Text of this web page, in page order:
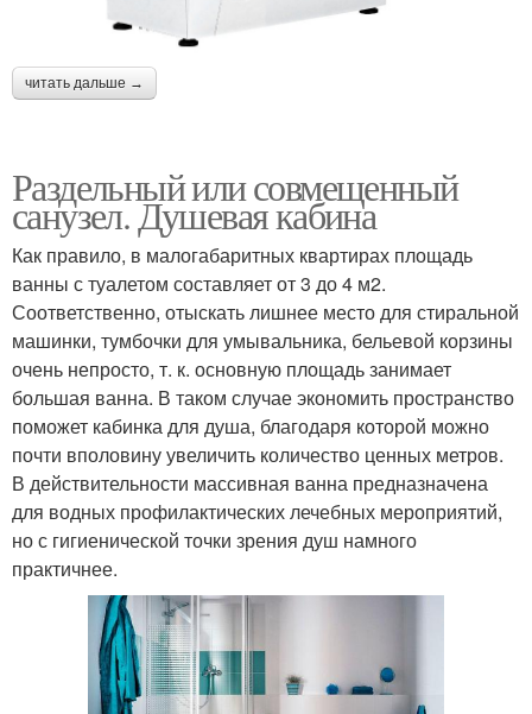
читать дальше →
Раздельный или совмещенный
санузел. Душевая кабина
Как правило, в малогабаритных квартирах площадь
ванны с туалетом составляет от 3 до 4 м2.
Соответственно, отыскать лишнее место для стиральной
машинки, тумбочки для умывальника, бельевой корзины
очень непросто, т. к. основную площадь занимает
большая ванна. В таком случае экономить пространство
поможет кабинка для душа, благодаря которой можно
почти вполовину увеличить количество ценных метров.
В действительности массивная ванна предназначена
для водных профилактических лечебных мероприятий,
но с гигиенической точки зрения душ намного
практичнее.